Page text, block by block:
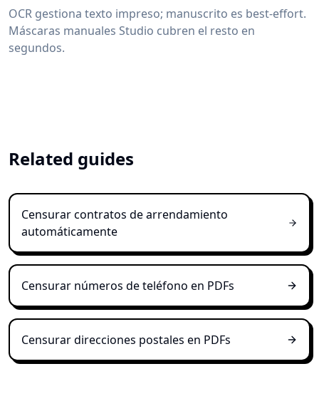
OCR gestiona texto impreso; manuscrito es best-effort.
Máscaras manuales Studio cubren el resto en
segundos.
Related guides
Censurar contratos de arrendamiento
automáticamente
Censurar números de teléfono en PDFs
Censurar direcciones postales en PDFs